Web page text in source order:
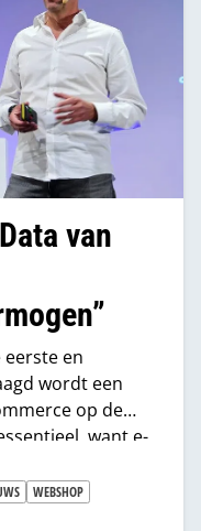
van
en
wordt een
op de
want e-
van de
de wens van de
WEBSHOP